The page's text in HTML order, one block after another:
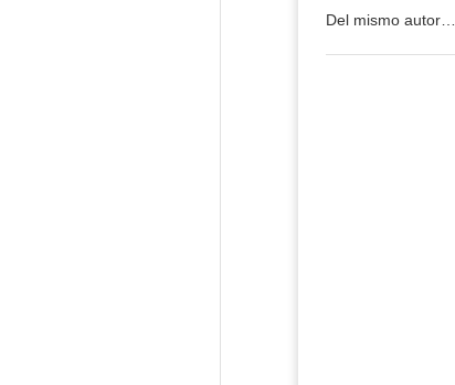
Del mismo autor…